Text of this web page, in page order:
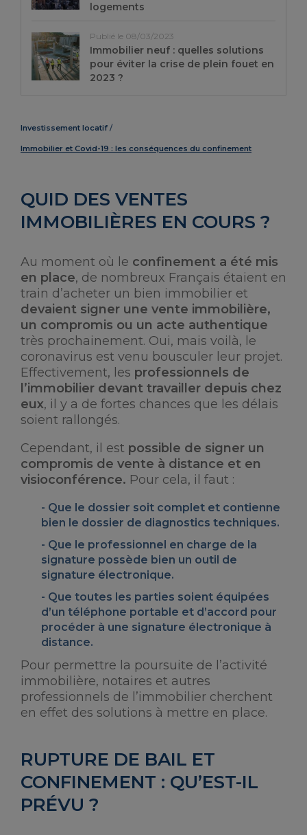
Investissement locatif
Immobilier et Covid-19 : les conséquences du confinement
QUID DES VENTES
IMMOBILIÈRES EN COURS ?
Au moment où le confinement a été mis
en place, de nombreux Français étaient en
train d’acheter un bien immobilier et
devaient signer une vente immobilière,
un compromis ou un acte authentique
très prochainement. Oui, mais voilà, le
coronavirus est venu bousculer leur projet.
Effectivement, les professionnels de
l’immobilier devant travailler depuis chez
eux, il y a de fortes chances que les délais
soient rallongés.
Cependant, il est possible de signer un
compromis de vente à distance et en
visioconférence. Pour cela, il faut :
Que le dossier soit complet et contienne
bien le dossier de diagnostics techniques.
Que le professionnel en charge de la
signature possède bien un outil de
signature électronique.
Que toutes les parties soient équipées
d’un téléphone portable et d’accord pour
procéder à une signature électronique à
distance.
Pour permettre la poursuite de l’activité
immobilière, notaires et autres
professionnels de l’immobilier cherchent
en effet des solutions à mettre en place.
RUPTURE DE BAIL ET
CONFINEMENT : QU’EST-IL
PRÉVU ?
logements
Publié le 08/03/2023
Immobilier neuf : quelles solutions
pour éviter la crise de plein fouet en
2023 ?